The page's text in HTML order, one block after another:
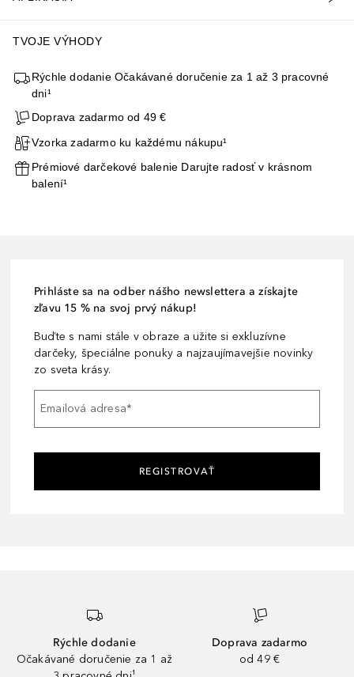
TVOJE VÝHODY
Rýchle dodanie Očakávané doručenie za 1 až 3 pracovné
dni¹
Doprava zadarmo od 49 €
Vzorka zadarmo ku každému nákupu¹
Prémiové darčekové balenie Darujte radosť v krásnom
balení¹
Prihláste sa na odber nášho newslettera a získajte
zľavu 15 % na svoj prvý nákup!
Buďte s nami stále v obraze a užite si exkluzívne
darčeky, špeciálne ponuky a najzaujímavejšie novinky
zo sveta krásy.
Emailová adresa*
REGISTROVAŤ
Rýchle dodanie
Očakávané doručenie za 1 až
Doprava zadarmo
od 49 €